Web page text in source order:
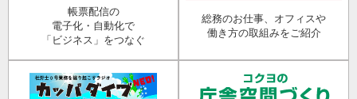
帳票配信の
電子化・自動化で
「ビジネス」をつなぐ
総務のお仕事、オフィスや
働き方の取組みをご紹介